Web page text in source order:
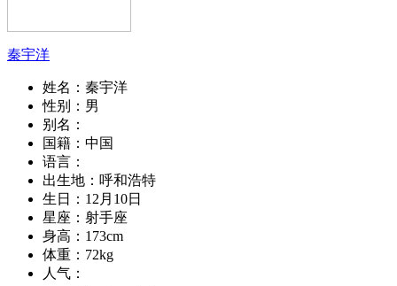
秦宇洋
姓名： 秦宇洋
性别： 男
别名：
国籍： 中国
语言：
出生地： 呼和浩特
生日： 12月10日
星座： 射手座
身高： 173cm
体重： 72kg
人气：